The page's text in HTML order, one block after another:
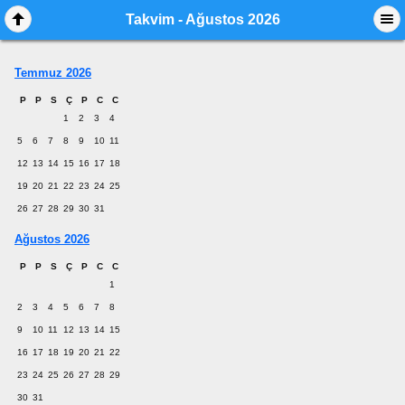
Takvim - Ağustos 2026
Temmuz 2026
P P S Ç P C
C
1
2 3 4
5 6 7 8 9 10 11
12 13 14 15 16 17 18
19 20 21 22 23 24 25
26 27 28 29 30 31
Ağustos 2026
P P S Ç P C
C
1
2 3 4 5 6 7 8
9 10 11 12 13 14 15
16 17 18 19 20 21 22
23 24 25 26 27 28 29
30 31